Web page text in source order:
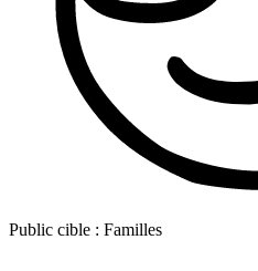
Public cible : Familles